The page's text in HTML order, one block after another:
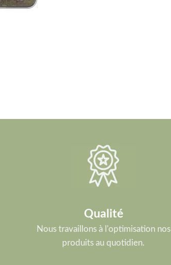
Qualité
Nous travaillons à l'optimisation nos
produits au quotidien.